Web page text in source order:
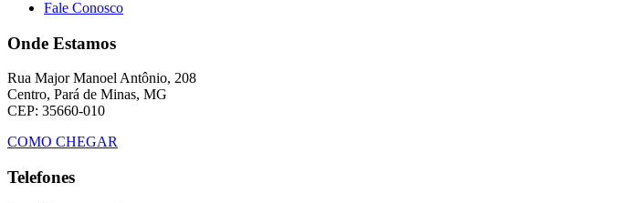
Fale Conosco
Onde Estamos
Rua Major Manoel Antônio, 208
Centro, Pará de Minas, MG
CEP: 35660-010
COMO CHEGAR
Telefones